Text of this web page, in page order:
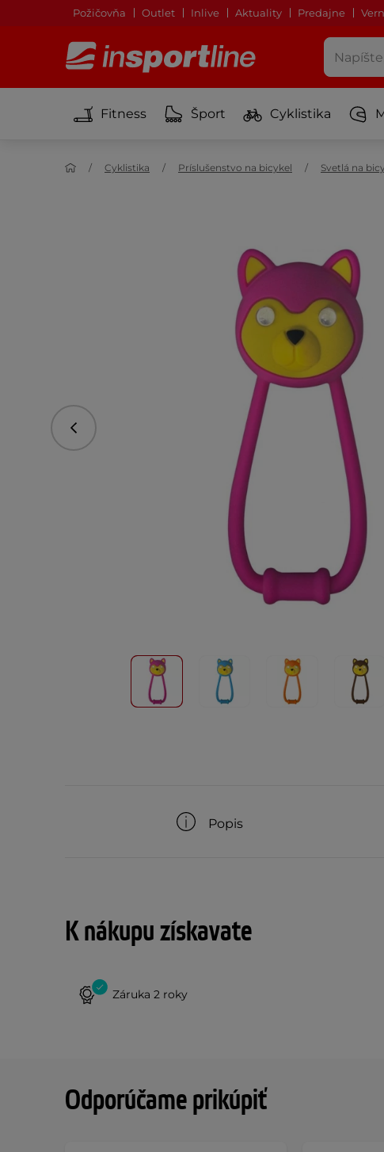
Požičovňa Outlet Inlive Aktuality Predajne
Fitness Šport Cyklistika
Cyklistika Príslušenstvo na bicykel Svetlá na
Predchádzajúce
Popis
K nákupu získavate
Záruka 2 roky
Odporúčame prikúpiť